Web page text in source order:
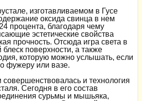
изготавливаемом в Гусе
оксида свинца в нем
процента, благодаря чему
эстетические свойства
прочность. Отсюда игра света в
поверхности, а также
которую можно услышать, если
фужеру или вазе.
и технология
Сегодня в его состав
сурьмы и мышьяка,